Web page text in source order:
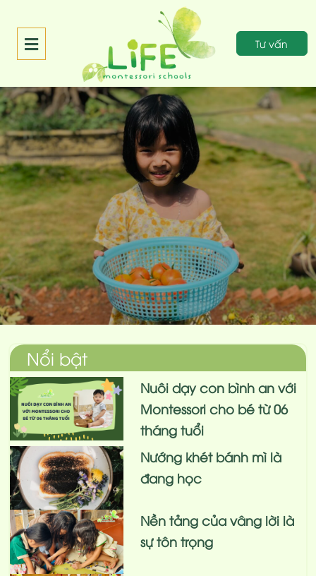
Tư vấn
Nổi bật
Nuôi dạy con bình an với
Montessori cho bé từ 06
tháng tuổi
Nướng khét bánh mì là
đang học
Nền tảng của vâng lời là
sự tôn trọng